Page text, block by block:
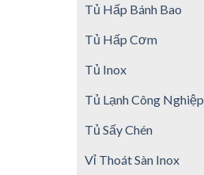
Tủ Hấp Bánh Bao
Tủ Hấp Cơm
Tủ Inox
Tủ Lạnh Công Nghiệp
Tủ Sấy Chén
Vỉ Thoát Sàn Inox